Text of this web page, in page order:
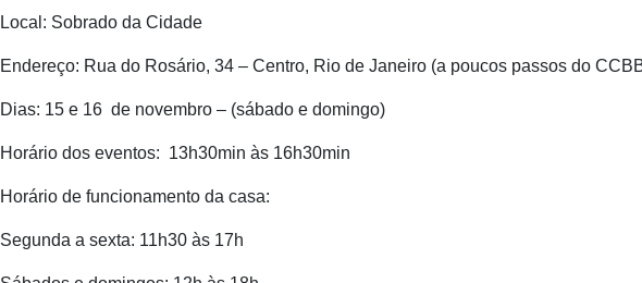
Local: Sobrado da Cidade
Endereço: Rua do Rosário, 34 – Centro, Rio de Janeiro (a poucos passos do
Dias: 15 e 16 de novembro – (sábado e domingo)
Horário dos eventos: 13h30min às 16h30min
Horário de funcionamento da casa:
Segunda a sexta: 11h30 às 17h